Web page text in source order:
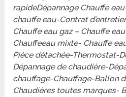
rapideDépannage Chauffe
chauffe eau-Contrat
Chauffe eau gaz – Chauffe
Chauffeeau mixte- Chauffe
Pièce détachée-Thermostat-
Dépannage de chaudière-
chauffage-Chauffage-Ballon
Chaudières toutes marques-